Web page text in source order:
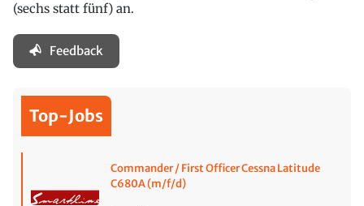
(sechs statt fünf) an.
Feedback
Top-Jobs
Commander / First Officer Cessna Latitude
C680A (m/f/d)